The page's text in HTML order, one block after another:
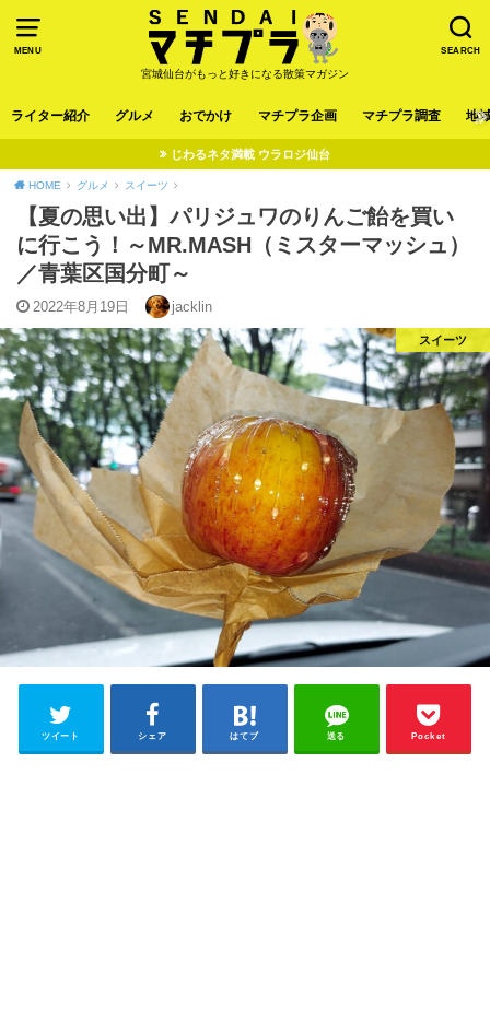
MENU SEARCH
宮城仙台がもっと好きになる散策マガジン
ライター紹介 グルメ おでかけ マチプラ企画 マチプラ調査 地
じわるネタ満載 ウラロジ仙台
HOME グルメ スイーツ
【夏の思い出】パリジュワのりんご飴を買い
に行こう！～MR.MASH（ミスターマッシュ）
／青葉区国分町～
2022年8月19日 jacklin
スイーツ
ツイート シェア はてブ 送る Pocket